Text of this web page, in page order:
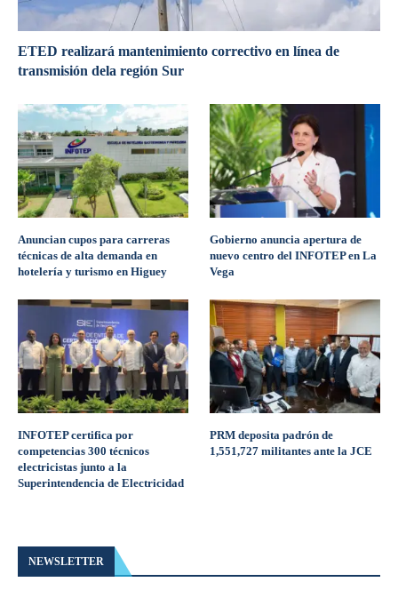
ETED realizará mantenimiento correctivo en línea de
transmisión dela región Sur
Anuncian cupos para carreras
técnicas de alta demanda en
hotelería y turismo en Higuey
Gobierno anuncia apertura de
nuevo centro del INFOTEP en La
Vega
INFOTEP certifica por
competencias 300 técnicos
electricistas junto a la
Superintendencia de Electricidad
PRM deposita padrón de
1,551,727 militantes ante la JCE
NEWSLETTER